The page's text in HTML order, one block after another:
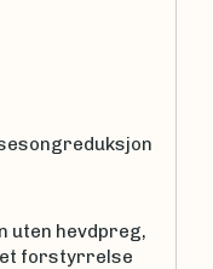
uten hevdpreg,
forstyrrelse